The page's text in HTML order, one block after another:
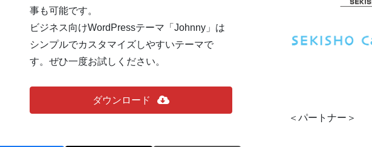
事も可能です。
ビジネス向けWordPressテーマ「Johnny」は
シンプルでカスタマイズしやすいテーマで
す。ぜひ一度お試しください。
ダウンロード
＜パートナー＞